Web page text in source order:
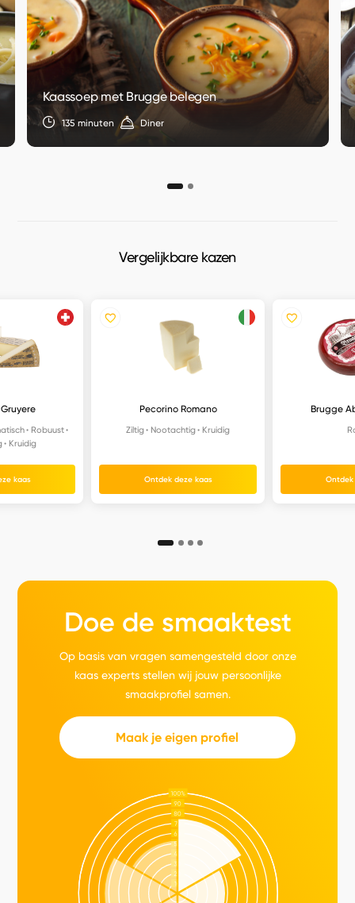
Kaassoep met Brugge belegen
135 minuten Diner
Vergelijkbare kazen
Robuust
Kruidig
kaas
Pecorino Romano
Ziltig Nootachtig Kruidig
Ontdek deze kaas
Brugge
Ontdek
Doe de smaaktest
Op basis van vragen samengesteld door onze
kaas experts stellen wij jouw persoonlijke
smaakprofiel samen.
Maak je eigen profiel